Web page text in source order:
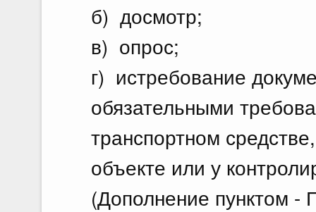
б) досмотр;
в) опрос;
г) истребование
обязательными
транспортном
объекте или у
(Дополнение пунктом -